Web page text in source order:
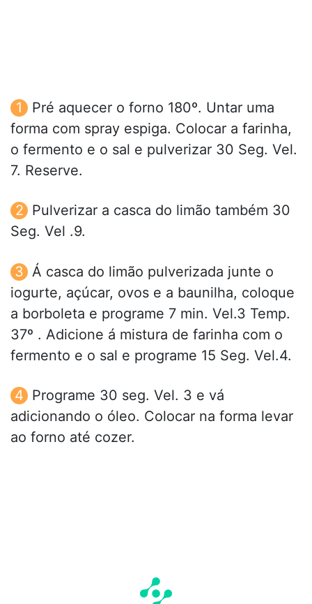
Pré aquecer o forno 180º. Untar uma
forma com spray espiga. Colocar a farinha,
o fermento e o sal e pulverizar 30 Seg. Vel.
7. Reserve.
Pulverizar a casca do limão também 30
Seg. Vel .9.
Á casca do limão pulverizada junte o
iogurte, açúcar, ovos e a baunilha, coloque
a borboleta e programe 7 min. Vel.3 Temp.
37º . Adicione á mistura de farinha com o
fermento e o sal e programe 15 Seg. Vel.4.
Programe 30 seg. Vel. 3 e vá
adicionando o óleo. Colocar na forma levar
ao forno até cozer.